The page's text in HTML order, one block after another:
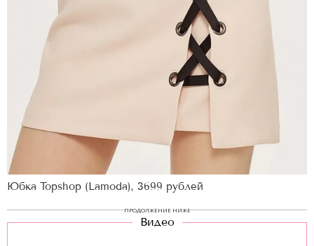
Юбка Topshop (Lamoda), 3699 рублей
ПРОДОЛЖЕНИЕ НИЖЕ
Видео